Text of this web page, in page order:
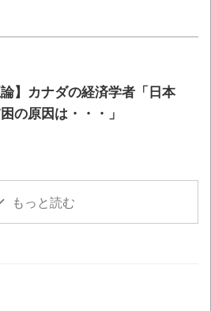
！
の骨や服、沢の上流から流
・・・・・・・・・
アの男性飛行家 太平洋横断
ど盛りだくさん
・・・」メガネ美人ナース
論】カナダの経済学者「日本
の原因は・・・」
もっと読む